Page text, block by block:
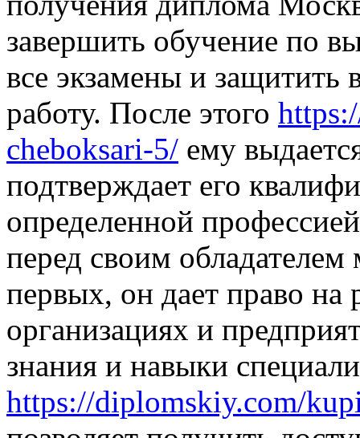
завершить обучение по
все экзамены и
работу. После этого
cheboksari-5/ ему
подтверждает его
определенной
перед своим
первых, он дает право на
организациях и
знания и навыки
https://diplomskiy.com/